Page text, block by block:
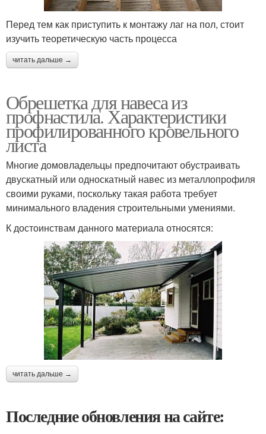
Перед тем как приступить к монтажу лаг на пол, стоит
изучить теоретическую часть процесса
читать дальше →
Обрешетка для навеса из
профнастила. Характеристики
профилированного кровельного
листа
Многие домовладельцы предпочитают обустраивать
двускатный или односкатный навес из металлопрофиля
своими руками, поскольку такая работа требует
минимального владения строительными умениями.
К достоинствам данного материала относятся:
читать дальше →
Последние обновления на сайте: